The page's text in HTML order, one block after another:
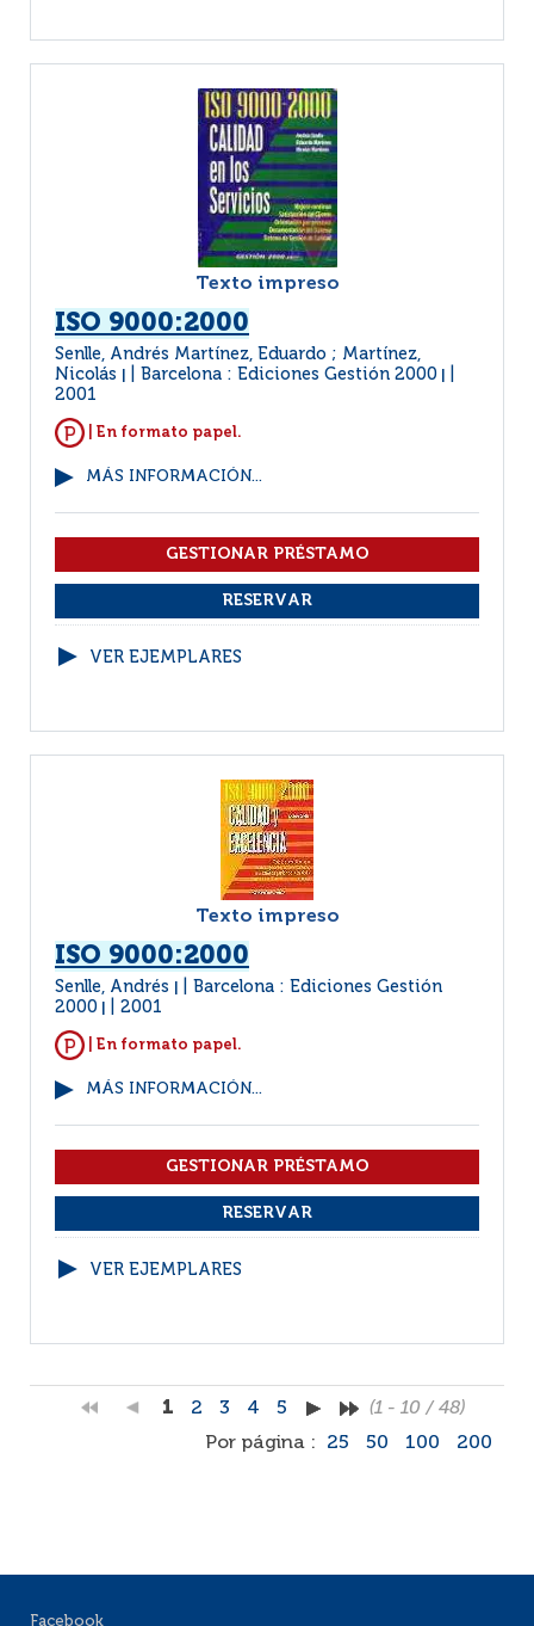
Texto impreso
ISO 9000:2000
Senlle, Andrés Martínez, Eduardo ; Martínez,
Nicolás
Barcelona : Ediciones Gestión 2000
2001
| En formato papel.
MÁS INFORMACIÓN...
VER EJEMPLARES
Texto impreso
ISO 9000:2000
Senlle, Andrés
Barcelona : Ediciones Gestión
2000
2001
| En formato papel.
MÁS INFORMACIÓN...
VER EJEMPLARES
1 2 3 4 5
(1 - 10 / 48)
Por página :
25 50 100 200
Facebook